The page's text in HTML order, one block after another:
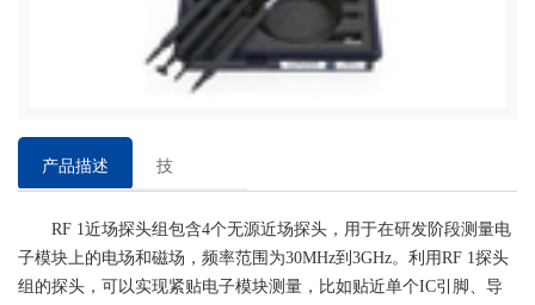
产品描述
技
参
数
RF 1近场探头组包含4个无源近场探头，用于在研发阶段测量电
子模块上的电场和磁场，频率范围为30MHz到3GHz。利用RF 1探头
组的探头，可以实现紧贴电子模块测量，比如贴近单个IC引脚、导